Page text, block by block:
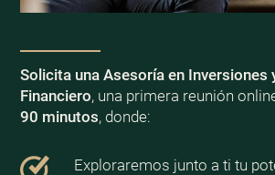
Solicita una Asesoría en Inversiones
Financiero, una primera reunión
90 minutos, donde:
Exploraremos junto a ti tu